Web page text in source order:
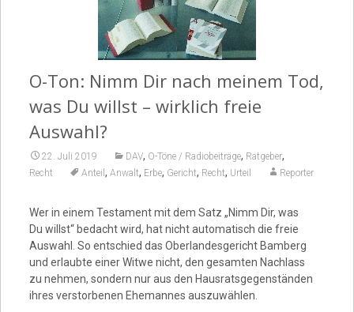
O-Ton: Nimm Dir nach meinem Tod,
was Du willst – wirklich freie
Auswahl?
22. Juli 2019 DAV, O-Töne / Radiobeiträge, Ratgeber,
Recht Anteil , Anwalt, Erbe, Gericht, Recht, Urteil Reporter
Wer in einem Testament mit dem Satz „Nimm Dir, was
Du willst“ bedacht wird, hat nicht automatisch die freie
Auswahl. So entschied das Oberlandesgericht Bamberg
und erlaubte einer Witwe nicht, den gesamten Nachlass
zu nehmen, sondern nur aus den Hausratsgegenständen
ihres verstorbenen Ehemannes auszuwählen.